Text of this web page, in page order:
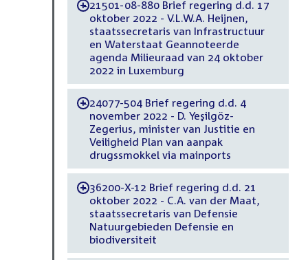
-21501-08-880 Brief regering d.d. 17
oktober 2022 - V.L.W.A. Heijnen,
staatssecretaris van Infrastructuur
en Waterstaat Geannoteerde
agenda Milieuraad van 24 oktober
2022 in Luxemburg
-24077-504 Brief regering d.d. 4
november 2022 - D. Yeşilgöz-
Zegerius, minister van Justitie en
Veiligheid Plan van aanpak
drugssmokkel via mainports
-36200-X-12 Brief regering d.d. 21
oktober 2022 - C.A. van der Maat,
staatssecretaris van Defensie
Natuurgebieden Defensie en
biodiversiteit